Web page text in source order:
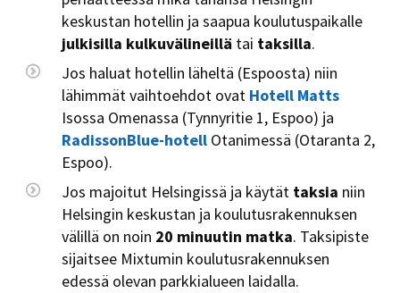
keskustan hotellin ja saapua koulutuspaikalle
julkisilla kulkuvälineillä tai taksilla.
Jos haluat hotellin läheltä (Espoosta) niin
lähimmät vaihtoehdot ovat Hotell Matts
Isossa Omenassa (Tynnyritie 1, Espoo) ja
RadissonBlue-hotell Otanimessä (Otaranta 2,
Espoo).
Jos majoitut Helsingissä ja käytät taksia niin
Helsingin keskustan ja koulutusrakennuksen
välillä on noin 20 minuutin matka. Taksipiste
sijaitsee Mixtumin koulutusrakennuksen
edessä olevan parkkialueen laidalla.